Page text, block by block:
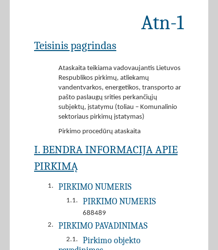
Atn-1
Teisinis pagrindas
Ataskaita teikiama vadovaujantis Lietuvos
Respublikos pirkimų, atliekamų
vandentvarkos, energetikos, transporto ar
pašto paslaugų srities perkančiųjų
subjektų, įstatymu (toliau – Komunalinio
sektoriaus pirkimų įstatymas)
Pirkimo procedūrų ataskaita
I. BENDRA INFORMACIJA APIE
PIRKIMĄ
1. PIRKIMO NUMERIS
1.1. PIRKIMO NUMERIS
688489
2.
PIRKIMO PAVADINIMAS
2.1.
Pirkimo objekto